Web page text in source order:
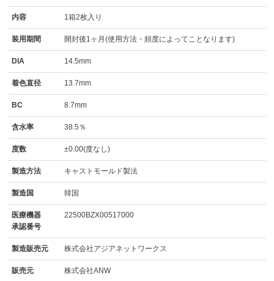
内容 1箱2枚入り
装用期間 開封後1ヶ月(使用方法・頻度によってことなります)
DIA 14.5mm
着色直径 13.7mm
BC 8.7mm
含水率 38.5％
度数 ±0.00(度なし)
製造方法 キャストモールド製法
製造国 韓国
医療機器
承認番号
22500BZX00517000
製造販売元 株式会社アジアネットワークス
販売元 株式会社ANW